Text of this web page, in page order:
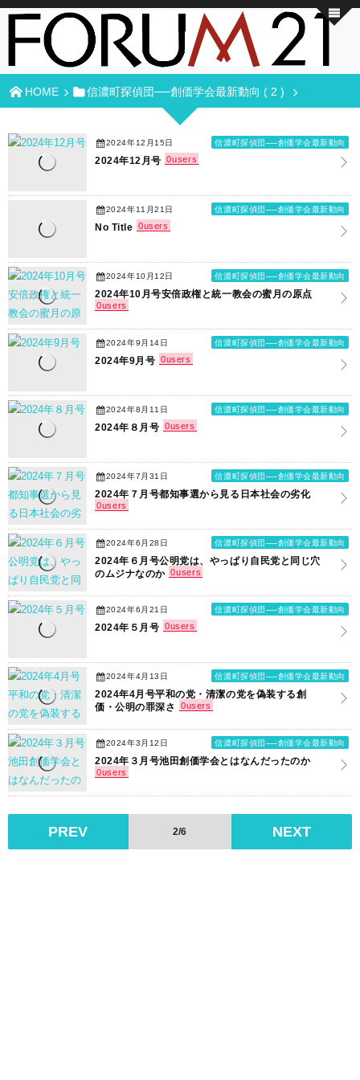
HOME 信濃町探偵団──創価学会最新動向 ( 2 )
2024年12月15日 信濃町探偵団──創価学会最新動向
2024年12月号 0users
2024年11月21日 信濃町探偵団──創価学会最新動向
No Title 0users
2024年10月12日 信濃町探偵団──創価学会最新動向
2024年10月号安倍政権と統一教会の蜜月の原点
0users
2024年9月14日 信濃町探偵団──創価学会最新動向
2024年9月号 0users
2024年8月11日 信濃町探偵団──創価学会最新動向
2024年８月号 0users
2024年7月31日 信濃町探偵団──創価学会最新動向
2024年７月号都知事選から見る日本社会の劣化
0users
2024年6月28日 信濃町探偵団──創価学会最新動向
2024年６月号公明党は、やっぱり自民党と同じ穴
のムジナなのか 0users
2024年6月21日 信濃町探偵団──創価学会最新動向
2024年５月号 0users
2024年4月13日 信濃町探偵団──創価学会最新動向
2024年4月号平和の党・清潔の党を偽装する創
価・公明の罪深さ
0users
2024年3月12日 信濃町探偵団──創価学会最新動向
2024年３月号池田創価学会とはなんだったのか
0users
PREV 2/6 NEXT